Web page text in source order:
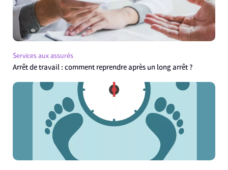
Services aux assurés
Arrêt de travail : comment reprendre après un long arrêt ?